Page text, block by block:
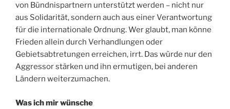
von Bündnispartnern unterstützt werden – nicht nur
aus Solidarität, sondern auch aus einer Verantwortung
für die internationale Ordnung. Wer glaubt, man könne
Frieden allein durch Verhandlungen oder
Gebietsabtretungen erreichen, irrt. Das würde nur den
Aggressor stärken und ihn ermutigen, bei anderen
Ländern weiterzumachen.
Was ich mir wünsche